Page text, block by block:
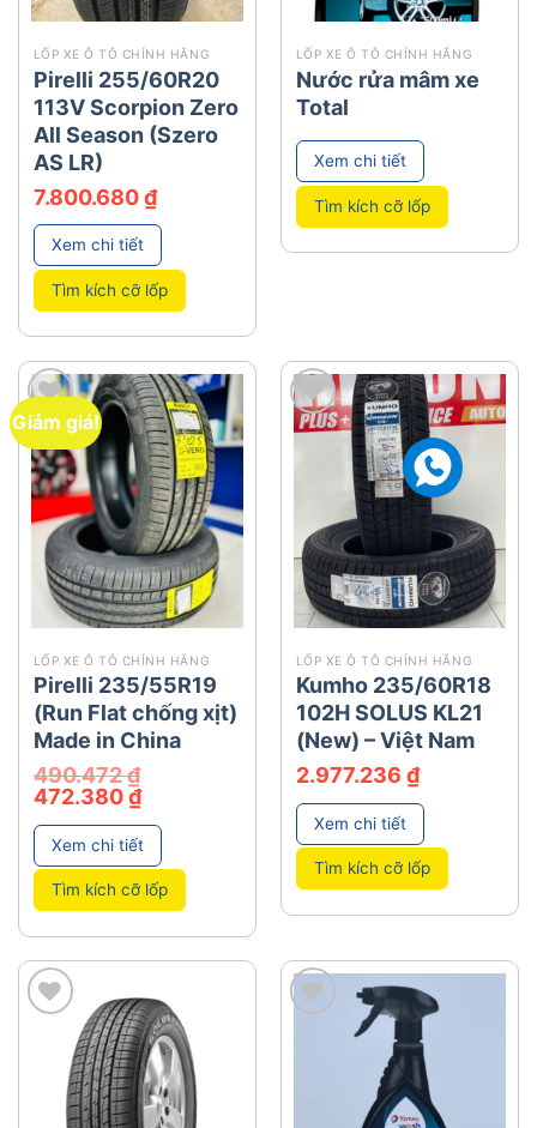
LỐP XE Ô TÔ CHÍNH HÃNG
Pirelli 255/60R20
113V Scorpion Zero
All Season (Szero
AS LR)
7.800.680₫
Xem chi tiết
Tìm kích cỡ lốp
LỐP XE Ô TÔ CHÍNH HÃNG
Nước rửa mâm xe
Total
Xem chi tiết
Tìm kích cỡ lốp
Giảm giá!
add
LỐP XE Ô TÔ CHÍNH HÃNG
Pirelli 235/55R19
(Run Flat chống xịt)
Made in China
490.472₫
Giá
gốc
là:
490.472 ₫.
472.380₫Giá
hiện
tại
là:
472.380 ₫.
Xem chi tiết
Tìm kích cỡ lốp
add
LỐP XE Ô TÔ CHÍNH HÃNG
Kumho 235/60R18
102H SOLUS KL21
(New) – Việt Nam
2.977.236 ₫
Xem chi tiết
Tìm kích cỡ lốp